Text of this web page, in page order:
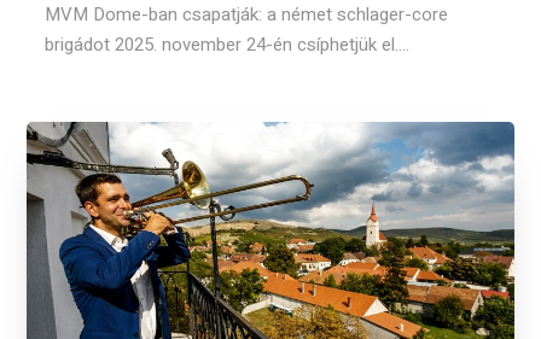
MVM Dome-ban csapatják: a német schlager-core
brigádot 2025. november 24-én csíphetjük el....